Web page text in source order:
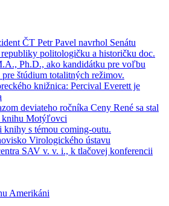
ČT Petr Pavel navrhol Senátu
republiky politologičku a historičku doc.
Ph.D., ako kandidátku pre voľbu
štúdium totalitných režimov.
knižnica: Percival Everett je
deviateho ročníka Ceny René sa stal
knihu Motýľovci
knihy s témou coming-outu.
Virologického ústavu
SAV v. v. i., k tlačovej konferencii
Amerikáni